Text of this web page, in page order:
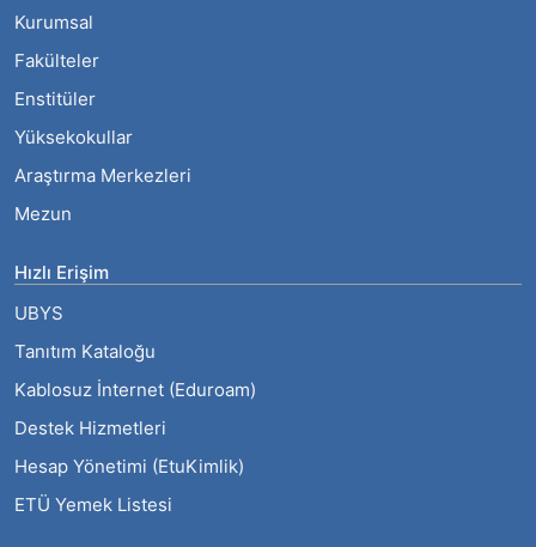
Kurumsal
Fakülteler
Enstitüler
Yüksekokullar
Araştırma Merkezleri
Mezun
Hızlı Erişim
UBYS
Tanıtım Kataloğu
Kablosuz İnternet (Eduroam)
Destek Hizmetleri
Hesap Yönetimi (EtuKimlik)
ETÜ Yemek Listesi